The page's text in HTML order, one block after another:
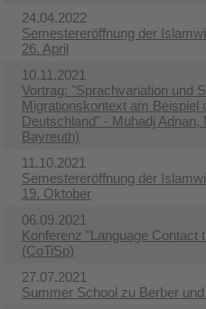
24.04.2022
Semestereröffnung der
26. April
10.11.2021
Vortrag: "Sprachvariation und
Migrationskontext am Beispiel
Deutschland" - Muhadj
Bayreuth)
11.10.2021
Semestereröffnung der
19. Oktober
06.09.2021
Konferenz "Language Contact
(CoTiSp)
27.07.2021
Summer School zu Berber